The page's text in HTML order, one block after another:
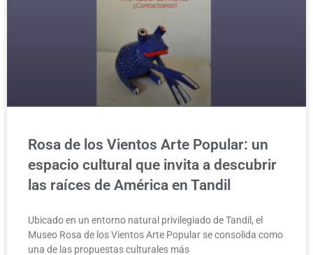
Rosa de los Vientos Arte Popular: un
espacio cultural que invita a descubrir
las raíces de América en Tandil
Ubicado en un entorno natural privilegiado de Tandil, el
Museo Rosa de los Vientos Arte Popular se consolida como
una de las propuestas culturales más